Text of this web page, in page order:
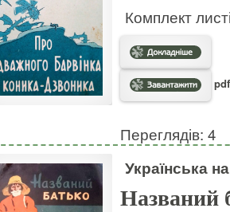
Комплект
Переглядів: 4
Українська
Названий